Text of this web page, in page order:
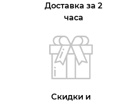
Доставка за 2
часа
Скидки и